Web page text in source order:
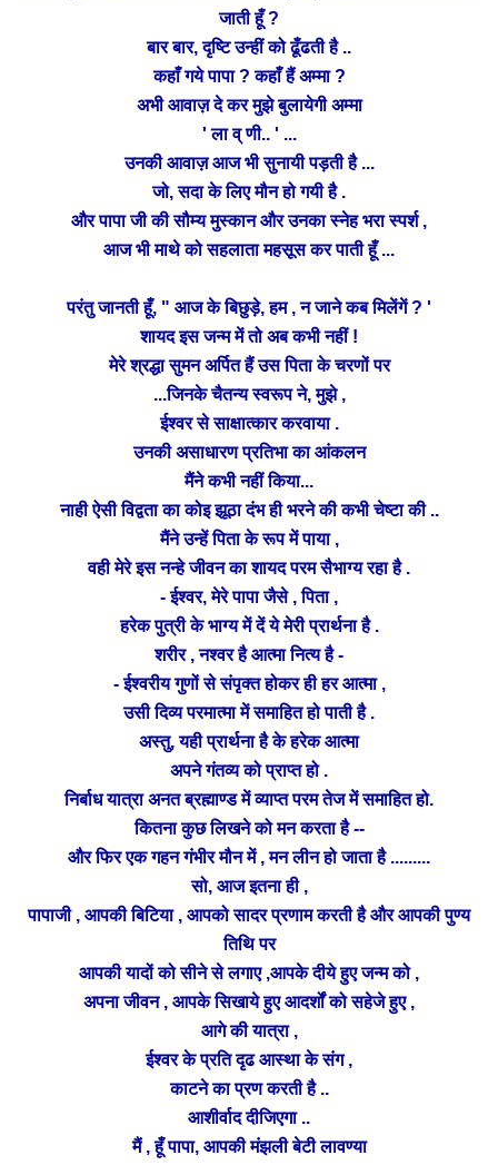
जाती हूँ ?
बार बार,दृष्टिउन्हीं को ढूँढती है ..
कहाँ गये पापा ? कहाँ हैं अम्मा ?
अभी आवाज़देकर मुझे बुलायेगी अम्मा
' ला व् णी.. ' ...
उनकी आवाज़ आज भी सुनायीपड़ती है ...
जो,सदा के लिए मौन हो गयी है .
और पापा जी की सौम्य मुस्कान और उनका स्नेह भरा स्पर्श ,
आज भी माथे को सहलाता महसूस कर पाती हूँ ...
परंतु जानती हूँ, " आज के बिछुड़े, हम , न जाने कब मिलेंगें ? '
शायद इस जन्म में तो अब कभी नहीं !
मेरेश्रद्धासुमन अर्पित हैं उस पिता के चरणों पर
...जिनके चैतन्य स्वरूप ने, मुझे ,
ईश्वर से साक्षात्कार करवाया .
उनकी असाधारण प्रतिभा का आंकलन
मैंनेकभी नहीं किया...
नाही ऐसीविद्वताका कोइ झूठा दंभ ही भरने की कभी चेष्टा की ..
मैंने उन्हें पिता के रूप में पाया ,
वही मेरे इस नन्हे जीवन का शायद परम सैभाग्यरहा है .
- ईश्वर, मेरे पापा जैसे , पिता ,
हरेकपुत्री के भाग्य में दें ये मेरी प्रार्थना है .
शरीर , नश्वर है आत्मा नित्य है -
- ईश्वरीय गुणों से संपृक्त होकर ही हर आत्मा ,
उसी दिव्यपरमात्मामें समाहित हो पाती है .
अस्तु, यही प्रार्थना है के हरेक आत्मा
अपने गंतव्य को प्राप्त हो .
निर्बाध यात्रा अनत ब्रह्माण्ड में व्याप्त परम तेज में समाहित हो.
कितना कुछ लिखने को मन करता है --
और फिर एक गहन गंभीर मौन में , मनलीनहो जाता है .........
सो, आज इतना ही ,
पापाजी , आपकी बिटिया , आपको सादर प्रणाम करती है और आपकी पुण्य
तिथि पर
आपकी यादों को सीने से लगाए ,आपके दीये हुए जन्म को ,
अपना जीवन , आपकेसिखायेहुए आदर्शों को सहेजे हुए ,
आगे की यात्रा ,
ईश्वर के प्रति दृढ आस्था के संग ,
काटने का प्रण करती है ..
आशीर्वाद दीजिएगा ..
मैं , हूँ पापा, आपकी मंझली बेटी लावण्या